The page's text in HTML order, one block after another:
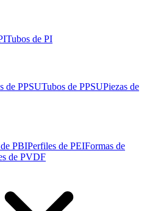
Tubos de PI
de PPSUTubos de PPSUPiezas de
PBIPerfiles de PEIFormas de
de PVDF